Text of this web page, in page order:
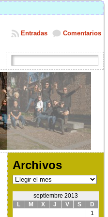
Comentarios
Entradas
Archivos
Archivos
septiembre 2013
L
M X J V S
D
1